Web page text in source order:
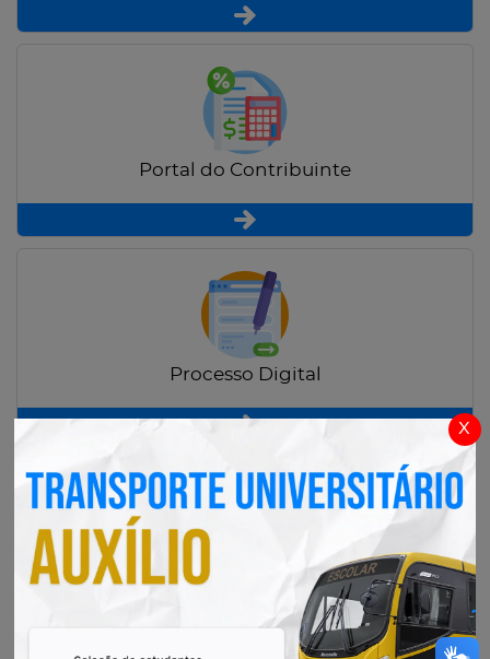
x
Portal do Contribuinte
Processo Digital
Radar Transparência Pública